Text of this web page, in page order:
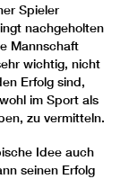
Spieler
nachgeholten
Mannschaft
wichtig, nicht
Erfolg sind,
im Sport als
zu vermitteln.
Idee auch
seinen Erfolg